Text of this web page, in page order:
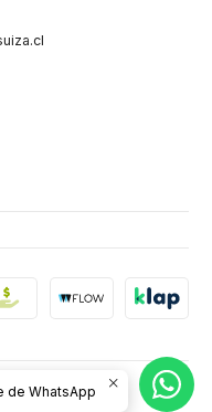
de WhatsApp